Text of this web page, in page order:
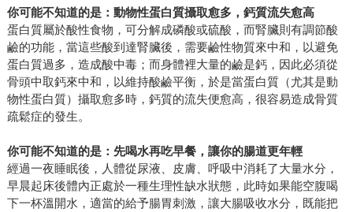
你可能不知道的是：動物性蛋白質攝取愈多，鈣質流失愈高
蛋白質屬於酸性食物，可分解成磷酸或硫酸，而腎臟則有調節酸
鹼的功能，當這些酸到達腎臟後，需要鹼性物質來中和，以避免
蛋白質過多，造成酸中毒；而身體裡大量的鹼是鈣，因此必須從
骨頭中取鈣來中和，以維持酸鹼平衡，於是當蛋白質（尤其是動
物性蛋白質）攝取愈多時，鈣質的流失便愈高，很容易造成骨質
疏鬆症的發生。
你可能不知道的是：先喝水再吃早餐，讓你的腸道更年輕
經過一夜睡眠後，人體從尿液、皮膚、呼吸中消耗了大量水分，
早晨起床後體內正處於一種生理性缺水狀態，此時如果能空腹喝
下一杯溫開水，適當的給予腸胃刺激，讓大腸吸收水分，既能把